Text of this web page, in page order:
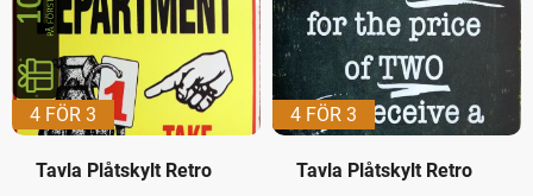
4 FÖR 3
Tavla Plåtskylt Retro
4 FÖR 3
Tavla Plåtskylt Retro